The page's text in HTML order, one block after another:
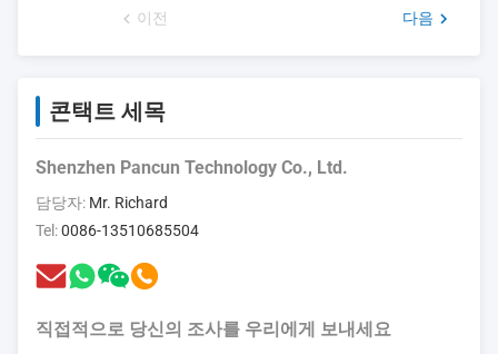
이전 다음
콘택트 세목
Shenzhen Pancun Technology Co., Ltd.
담당자: Mr. Richard
Tel:0086-13510685504
직접적으로 당신의 조사를 우리에게 보내세요